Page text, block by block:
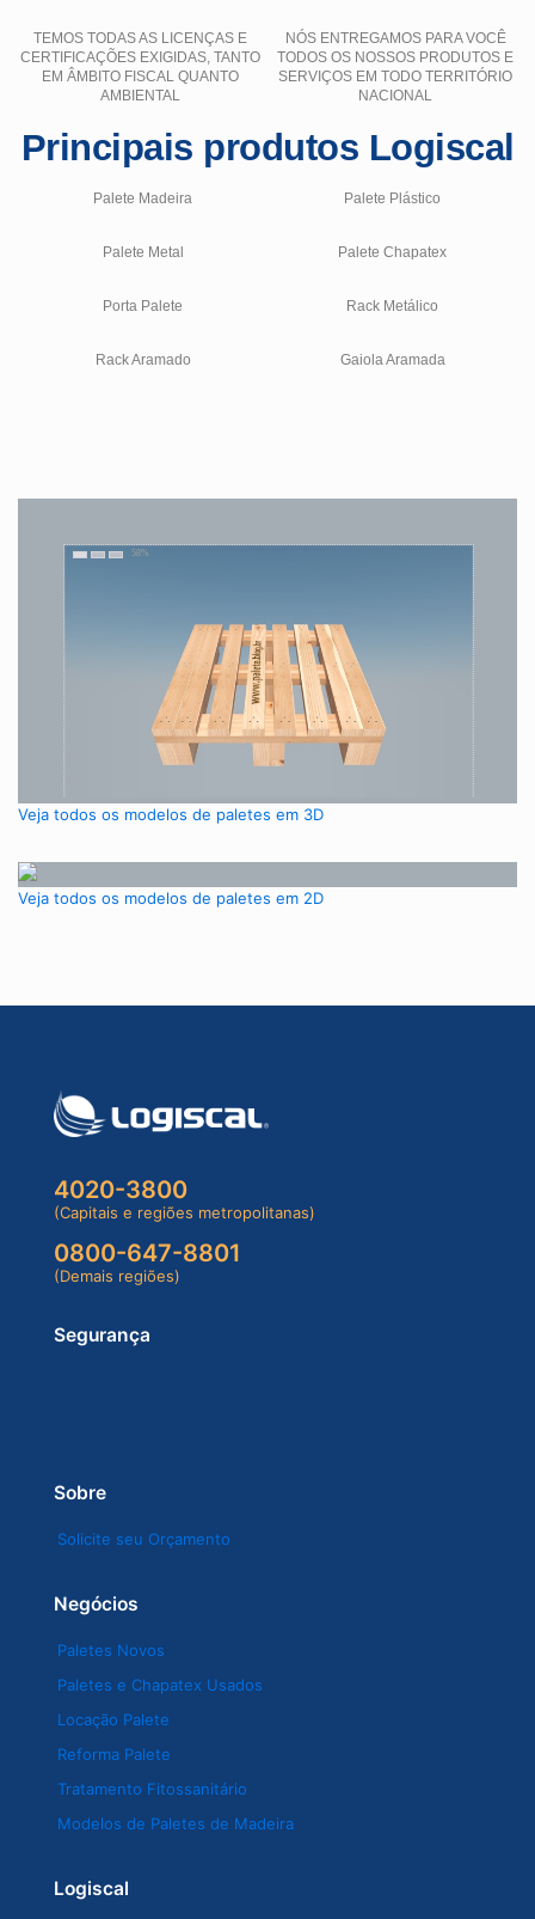
TEMOS TODAS AS LICENÇAS E
CERTIFICAÇÕES EXIGIDAS, TANTO
EM ÂMBITO FISCAL QUANTO
AMBIENTAL
NÓS ENTREGAMOS PARA VOCÊ
TODOS OS NOSSOS PRODUTOS E
SERVIÇOS EM TODO TERRITÓRIO
NACIONAL
Principais produtos Logiscal
Palete Madeira Palete Plástico
Palete Metal Palete Chapatex
Porta Palete Rack Metálico
Rack Aramado Gaiola Aramada
Veja todos os modelos de paletes em 3D
Veja todos os modelos de paletes em 2D
4020-3800
(Capitais e regiões metropolitanas)
0800-647-8801
(Demais regiões)
Segurança
Sobre
Solicite seu Orçamento
Negócios
Paletes Novos
Paletes e Chapatex Usados
Locação Palete
Reforma Palete
Tratamento Fitossanitário
Modelos de Paletes de Madeira
Logiscal